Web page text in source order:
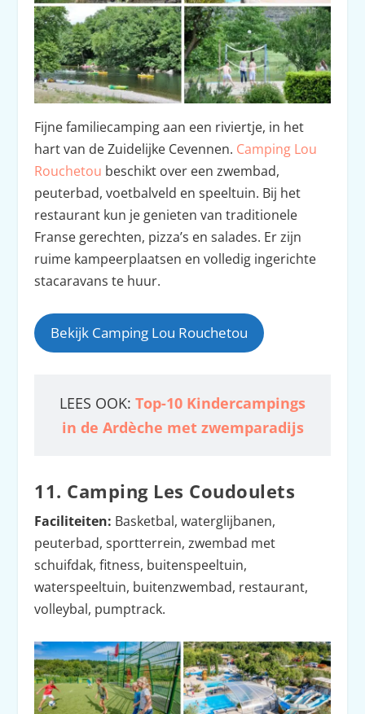
Fijne familiecamping aan een riviertje, in het
hart van de Zuidelijke Cevennen. Camping Lou
Rouchetou beschikt over een zwembad,
peuterbad, voetbalveld en speeltuin. Bij het
restaurant kun je genieten van traditionele
Franse gerechten, pizza’s en salades. Er zijn
ruime kampeerplaatsen en volledig ingerichte
stacaravans te huur.
Bekijk Camping Lou Rouchetou
LEES OOK: Top-10 Kindercampings
in de Ardèche met zwemparadijs
11. Camping Les Coudoulets
Faciliteiten: Basketbal, waterglijbanen,
peuterbad, sportterrein, zwembad met
schuifdak, fitness, buitenspeeltuin,
waterspeeltuin, buitenzwembad, restaurant,
volleybal, pumptrack.